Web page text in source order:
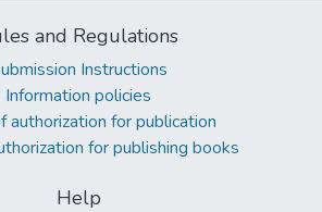
and Regulations
Instructions
Information policies
authorization for publication
for publishing books
Help